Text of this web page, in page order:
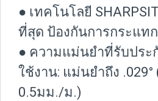
● เทคโนโลยี
ที่สุด ป้องกันการกระแทก
● ความแม่นยำที่รับประ
ใช้งาน: แม่นยำถึง .029°
0.5มม./ม.)